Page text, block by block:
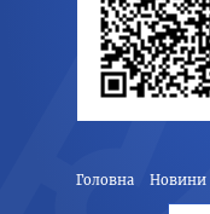
Головна Новини